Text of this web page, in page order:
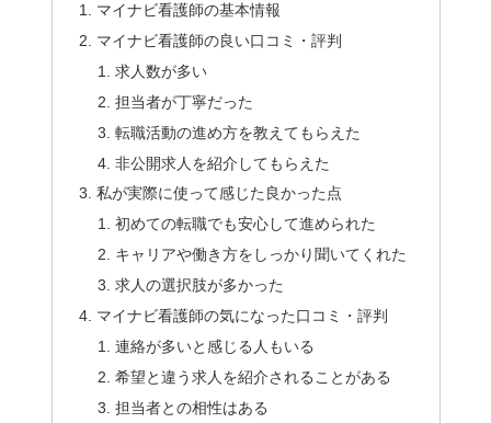
マイナビ看護師の基本情報
マイナビ看護師の良い口コミ・評判
求人数が多い
担当者が丁寧だった
転職活動の進め方を教えてもらえた
非公開求人を紹介してもらえた
私が実際に使って感じた良かった点
初めての転職でも安心して進められた
キャリアや働き方をしっかり聞いてくれた
求人の選択肢が多かった
マイナビ看護師の気になった口コミ・評判
連絡が多いと感じる人もいる
希望と違う求人を紹介されることがある
担当者との相性はある